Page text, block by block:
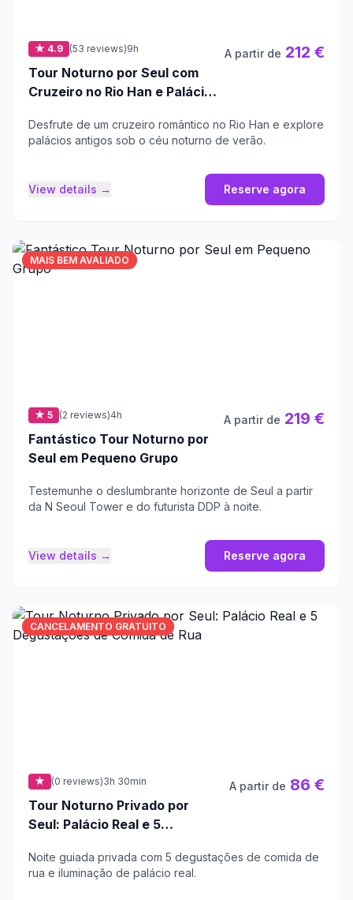
★ 4.9 (53 reviews)9h
Tour Noturno por Seul com
Cruzeiro no Rio Han e Palácio
A partir de 212 €
Desfrute de um cruzeiro romântico no Rio Han e explore
palácios antigos sob o céu noturno de verão.
View details → Reserve agora
MAIS BEM AVALIADO
★ 5 (2 reviews)4h
Fantástico Tour Noturno por
Seul em Pequeno Grupo
A partir de 219 €
Testemunhe o deslumbrante horizonte de Seul a partir
da N Seoul Tower e do futurista DDP à noite.
View details → Reserve agora
CANCELAMENTO GRATUITO
★ (0 reviews)3h 30min
Tour Noturno Privado por
Seul: Palácio Real e 5
Rua
A partir de 86 €
Noite guiada privada com 5 degustações de comida de
rua e iluminação de palácio real.